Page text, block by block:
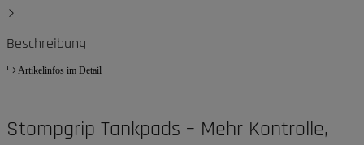
Beschreibung
Artikelinfos im Detail
Stompgrip Tankpads – Mehr Kontrolle,